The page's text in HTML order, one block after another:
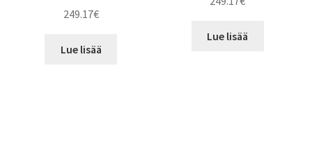
249.17€
Lue lisää
Lue lisää